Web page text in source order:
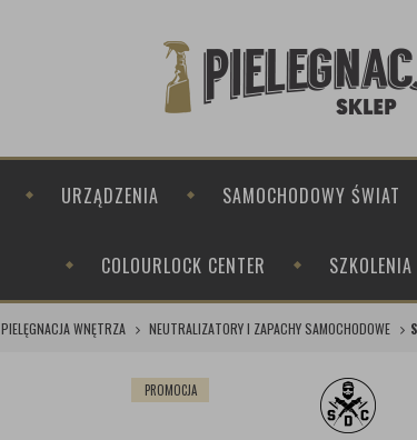
URZĄDZENIA SAMOCHODOWY ŚWIAT
COLOURLOCK CENTER SZKOLENIA
PIELĘGNACJA WNĘTRZA NEUTRALIZATORY I ZAPACHY SAMOCHODOWE
PROMOCJA